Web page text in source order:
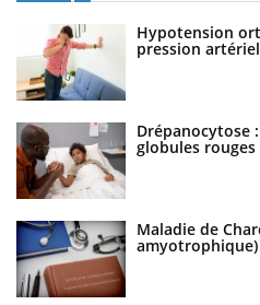
Hypotension
pression
Drépanocytose
globules rouges
Maladie de
amyotrophique)